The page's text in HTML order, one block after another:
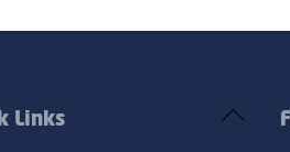
Back
Links